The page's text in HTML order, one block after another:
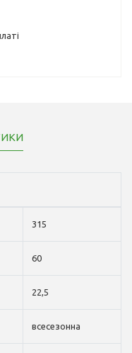
315
60
22,5
всесезонна